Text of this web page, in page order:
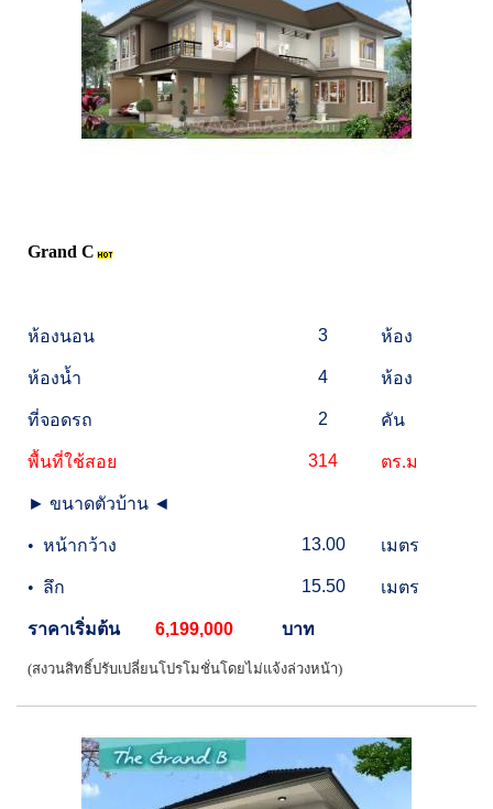
Grand C
ห้องนอน 3 ห้อง
ห้องน้ำ 4 ห้อง
ที่จอดรถ 2 คัน
พื้นที่ใช้สอย 314 ตร.ม
► ขนาดตัวบ้าน ◄
• หน้ากว้าง 13.00 เมตร
• ลึก 15.50 เมตร
ราคาเริ่มต้น 6,199,000 บาท
(สงวนสิทธิ์ปรับเปลี่ยนโปรโมชั่นโดยไม่แจ้งล่วงหน้า)